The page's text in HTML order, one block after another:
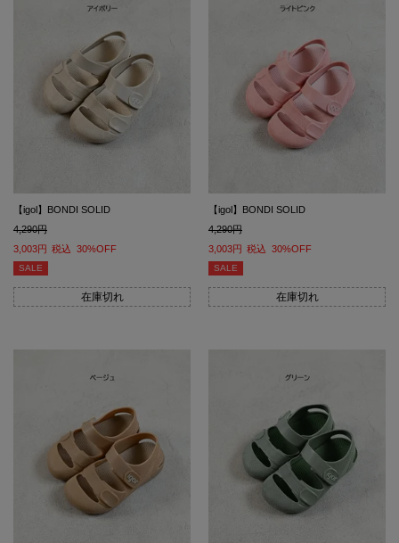
【igol】BONDI SOLID
4,290
3,003
税込 30%OFF
SALE
在庫切れ
【igol】BONDI SOLID
4,290
3,003
税込 30%OFF
SALE
在庫切れ